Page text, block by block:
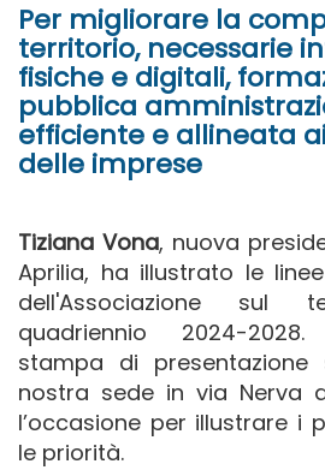
Per migliorare la
territorio, necessarie
fisiche e digitali,
pubblica
efficiente e allineata
delle imprese
Tiziana Vona, nuova
Aprilia, ha illustrato le
dell'Associazione sul
quadriennio 2024-
stampa di
nostra sede in via Nerva
l’occasione per illustrare i
le priorità.